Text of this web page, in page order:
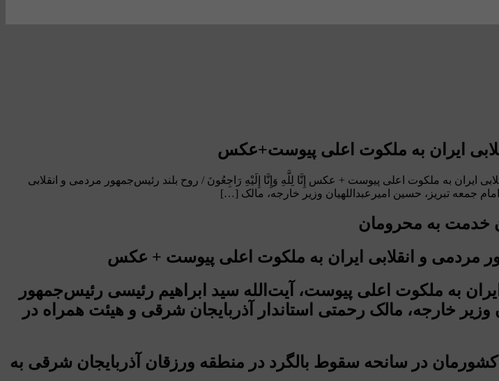
ایران به ملکوت اعلی پیوست+عکس
به ملکوت اعلی پیوست + عکس إِنَّا لِلَّهِ وَإِنَّا إِلَیْهِ رَاجِعُونَ / روح بلند رئیس‌جمهور مردمی و انقلابی
جمعه تبریز، حسین امیرعبداللهیان وزیر خارجه، مالک […]
خدمت به محرومان
مردمی و انقلابی ایران به ملکوت اعلی پیوست + عکس
ایران به ملکوت اعلی پیوست، آیت‌الله سید ابراهیم رئیسی رئیس‌جمهور
وزیر خارجه، مالک رحمتی استاندار آذربایجان شرقی و هیئت همراه در
در سانحه سقوط بالگرد در منطقه ورزقان آذربایجان شرقی به